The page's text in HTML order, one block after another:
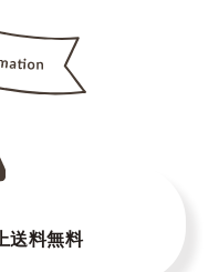
送料無料